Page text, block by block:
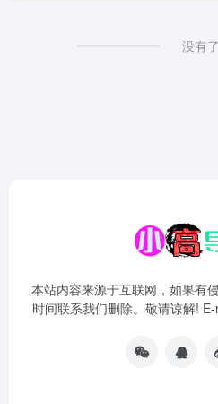
没有了
本站内容来源于互联网，如果有
时间联系我们删除。敬请谅解!